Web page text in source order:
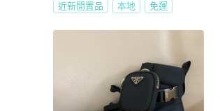
近新閒置品 本地 免運